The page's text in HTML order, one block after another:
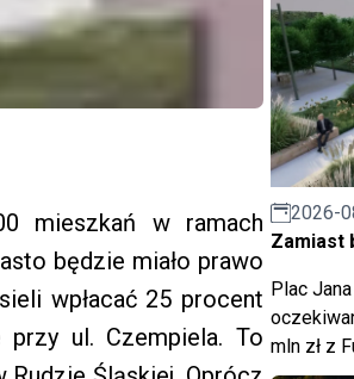
mieszkań w ramach
będzie miało prawo
wpłacać 25 procent
ul. Czempiela. To
2026-
Zamiast
Plac
mln zł z